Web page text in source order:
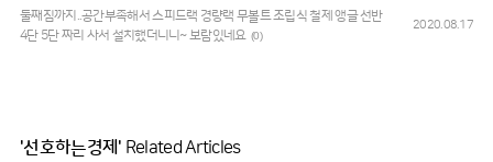
둘째짐까지..공간부족해서 스피드랙 경량랙 무볼트 조립식 철제 앵글 선반
4단 5단 짜리 사서 설치했더니니~ 보람있네요 (0)
2020.08.17
'선호하는경제' Related Articles